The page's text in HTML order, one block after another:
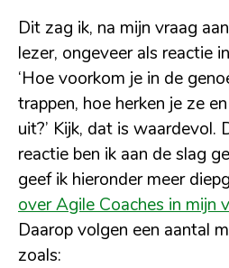
Dit zag ik, na mijn vraag
lezer, ongeveer als reactie
‘Hoe voorkom je in de
trappen, hoe herken je ze
uit?’ Kijk, dat is waardevol.
reactie ben ik aan de slag
geef ik hieronder meer
over Agile Coaches in mijn
Daarop volgen een aantal
zoals: